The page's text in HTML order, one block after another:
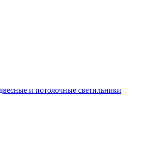
и потолочные светильники